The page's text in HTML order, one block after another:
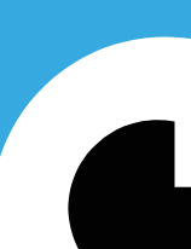
Remmels